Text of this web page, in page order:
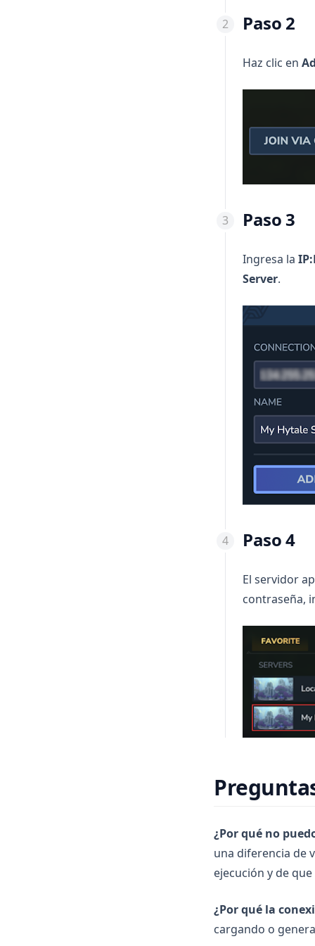
Paso 2
Haz clic en
Paso 3
Ingresa la
Server.
Paso 4
El servidor
contraseña,
¿Por qué no
una diferencia de
ejecución y de
¿Por qué la
cargando o